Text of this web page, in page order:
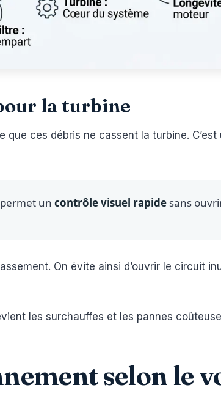
la turbine
ces débris ne cassent la turbine. C’est
un contrôle visuel rapide sans
On évite ainsi d’ouvrir le circuit
les surchauffes et les pannes
selon le